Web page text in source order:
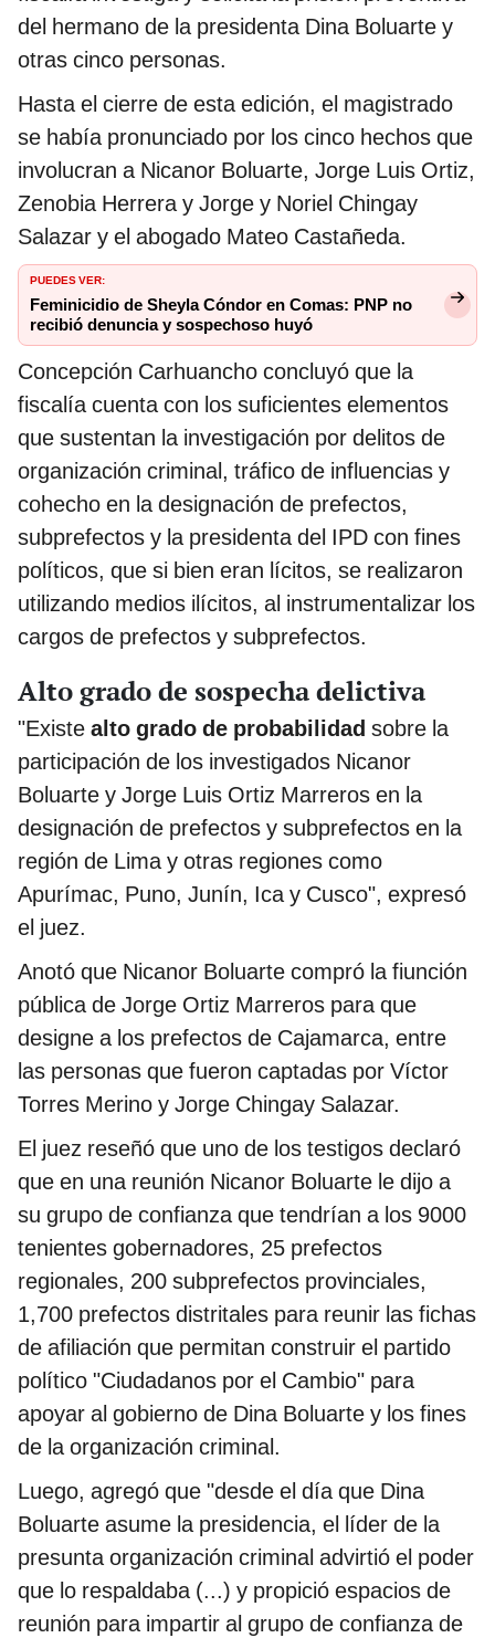
del hermano de la presidenta Dina Boluarte y
otras cinco personas.
Hasta el cierre de esta edición, el magistrado
se había pronunciado por los cinco hechos que
involucran a Nicanor Boluarte, Jorge Luis Ortiz,
Zenobia Herrera y Jorge y Noriel Chingay
Salazar y el abogado Mateo Castañeda.
PUEDES VER:
Feminicidio de Sheyla Cóndor en Comas: PNP no
recibió denuncia y sospechoso huyó
Concepción Carhuancho concluyó que la
fiscalía cuenta con los suficientes elementos
que sustentan la investigación por delitos de
organización criminal, tráfico de influencias y
cohecho en la designación de prefectos,
subprefectos y la presidenta del IPD con fines
políticos, que si bien eran lícitos, se realizaron
utilizando medios ilícitos, al instrumentalizar los
cargos de prefectos y subprefectos.
Alto grado de sospecha delictiva
"Existe alto grado de probabilidad sobre la
participación de los investigados Nicanor
Boluarte y Jorge Luis Ortiz Marreros en la
designación de prefectos y subprefectos en la
región de Lima y otras regiones como
Apurímac, Puno, Junín, Ica y Cusco", expresó
el juez.
Anotó que Nicanor Boluarte compró la fiunción
pública de Jorge Ortiz Marreros para que
designe a los prefectos de Cajamarca, entre
las personas que fueron captadas por Víctor
Torres Merino y Jorge Chingay Salazar.
El juez reseñó que uno de los testigos declaró
que en una reunión Nicanor Boluarte le dijo a
su grupo de confianza que tendrían a los 9000
tenientes gobernadores, 25 prefectos
regionales, 200 subprefectos provinciales,
1,700 prefectos distritales para reunir las fichas
de afiliación que permitan construir el partido
político "Ciudadanos por el Cambio" para
apoyar al gobierno de Dina Boluarte y los fines
de la organización criminal.
Luego, agregó que "desde el día que Dina
Boluarte asume la presidencia, el líder de la
presunta organización criminal advirtió el poder
que lo respaldaba (...) y propició espacios de
reunión para impartir al grupo de confianza de